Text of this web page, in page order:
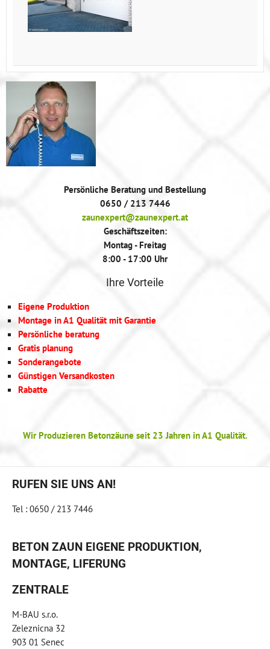
Persönliche Beratung und Bestellung
0650 / 213 7446
zaunexpert@zaunexpert.at
Geschäftszeiten:
Montag - Freitag
8:00 - 17:00 Uhr
Ihre Vorteile
Eigene Produktion
Montage in A1 Qualität mit Garantie
Persönliche beratung
Gratis planung
Sonderangebote
Günstigen Versandkosten
Rabatte
Wir Produzieren Betonzäune seit 23 Jahren in A1 Qualität.
RUFEN SIE UNS AN!
Tel : 0650 / 213 7446
BETON ZAUN EIGENE PRODUKTION,
MONTAGE, LIFERUNG
ZENTRALE
M-BAU s.r.o.
Zeleznicna 32
903 01 Senec